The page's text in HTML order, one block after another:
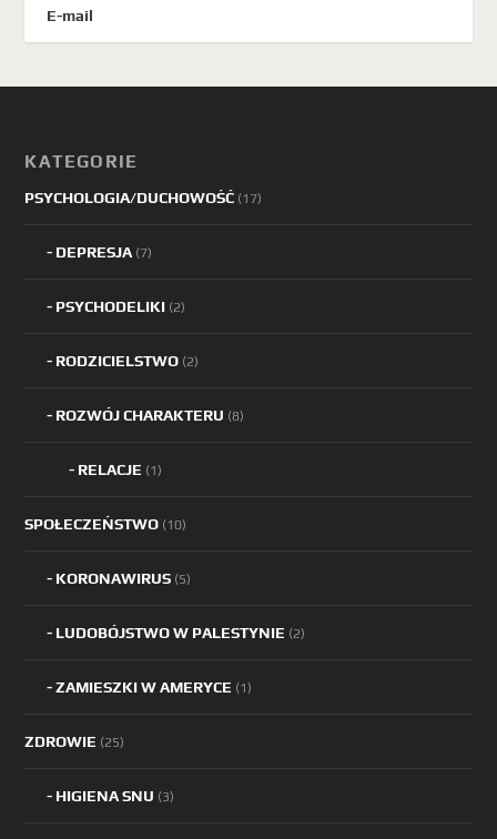
E-mail
KATEGORIE
PSYCHOLOGIA/DUCHOWOŚĆ (17)
DEPRESJA(7)
PSYCHODELIKI (2)
RODZICIELSTWO (2)
ROZWÓJ CHARAKTERU (8)
RELACJE (1)
SPOŁECZEŃSTWO (10)
KORONAWIRUS (5)
LUDOBÓJSTWO W PALESTYNIE (2)
ZAMIESZKI W AMERYCE (1)
ZDROWIE (25)
HIGIENA SNU (3)